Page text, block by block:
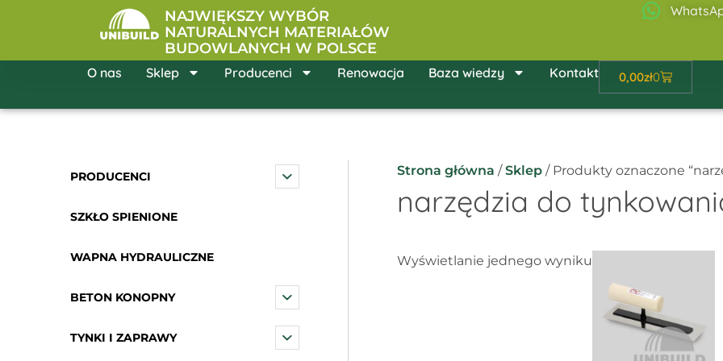
NAJWIĘKSZY WYBÓR
NATURALNYCH MATERIAŁÓW
BUDOWLANYCH W POLSCE
O nas Sklep Producenci Renowacja Baza wiedzy Kontakt 0,00zł0
Wózek
PRODUCENCI
SZKŁO SPIENIONE
WAPNA HYDRAULICZNE
BETON KONOPNY
TYNKI I ZAPRAWY
Strona główna /Sklep / Produkty oznaczone
narzędzia do
Wyświetlanie jednego wyniku
wiele